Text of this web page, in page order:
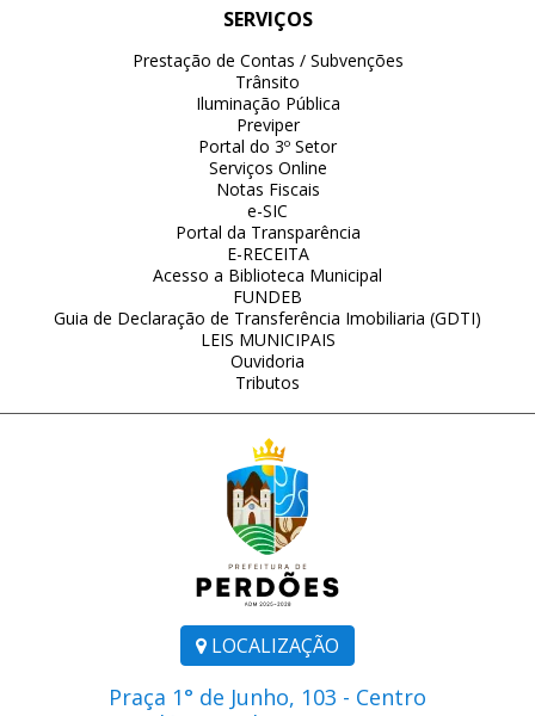
LOCALIZAÇÃO
Praça 1° de Junho, 103 - Centro
SERVIÇOS
Prestação de Contas / Subvenções
Trânsito
Iluminação Pública
Previper
Portal do 3º Setor
Serviços Online
Notas Fiscais
e-SIC
Portal da Transparência
E-RECEITA
Acesso a Biblioteca Municipal
FUNDEB
Guia de Declaração de Transferência Imobiliaria (GDTI)
LEIS MUNICIPAIS
Ouvidoria
Tributos